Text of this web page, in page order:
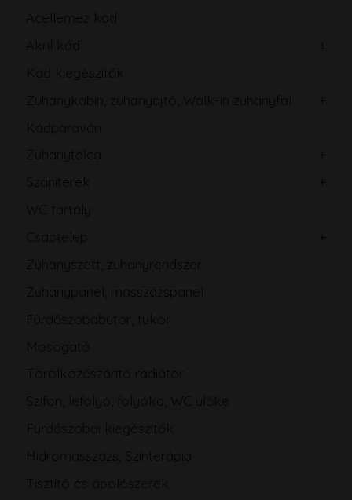
Acéllemez kád
Akril kád
Kád kiegészítők
Zuhanykabin, zuhanyajtó, Walk-in zuhanyfal
Kádparaván
Zuhanytálca
Szaniterek
WC tartály
Csaptelep
Zuhanyszett, zuhanyrendszer
Zuhanypanel, masszázspanel
Fürdőszobabútor, tükör
Mosogató
Törölközőszárító radiátor
Szifon, lefolyó, folyóka, WC ülőke
Fürdőszobai kiegészítők
Hidromasszázs, Színterápia
Tisztító és ápolószerek